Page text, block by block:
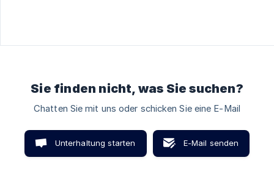
Sie finden nicht, was Sie suchen?
Chatten Sie mit uns oder schicken Sie eine E-Mail
Unterhaltung starten E-Mail senden